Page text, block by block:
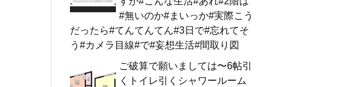
#無いのか#まいっか#実際こう
だったら#てんてんてん#3日で#忘れてそ
う#カメラ目線#で#妄想生活#間取り図
ご破算で願いましては〜6帖引
くトイレ引くシャワールーム